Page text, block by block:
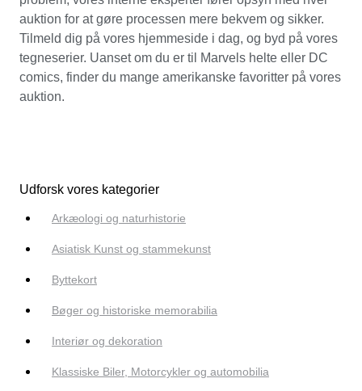
auktion for at gøre processen mere bekvem og sikker.
Tilmeld dig på vores hjemmeside i dag, og byd på vores
tegneserier. Uanset om du er til Marvels helte eller DC
comics, finder du mange amerikanske favoritter på vores
auktion.
Udforsk vores kategorier
Arkæologi og naturhistorie
Asiatisk Kunst og stammekunst
Byttekort
Bøger og historiske memorabilia
Interiør og dekoration
Klassiske Biler, Motorcykler og automobilia